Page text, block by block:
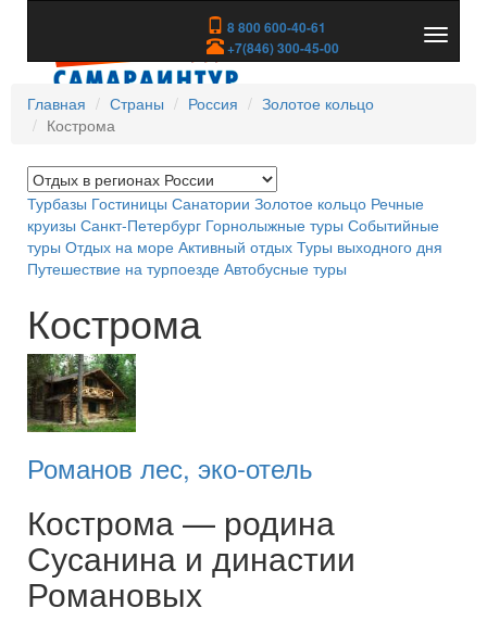
8 800 600-40-61
+7(846) 300-45-00
скрыть
Главная
Страны Россия
Золотое кольцо
Кострома
Турбазы Гостиницы Санатории Золотое кольцо Речные
круизы Санкт-Петербург Горнолыжные туры Событийные
туры Отдых на море Активный отдых Туры выходного дня
Путешествие на турпоезде Автобусные туры
Кострома
Романов лес, эко-отель
Кострома — родина
Сусанина и династии
Романовых